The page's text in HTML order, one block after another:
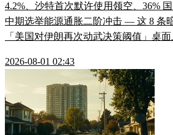
4.2%、沙特首次默许使用领空、36%
中期选举能源通胀二阶冲击 — 这 8 条
「美国对伊朗再次动武决策阈值」桌面
2026-08-01 02:43